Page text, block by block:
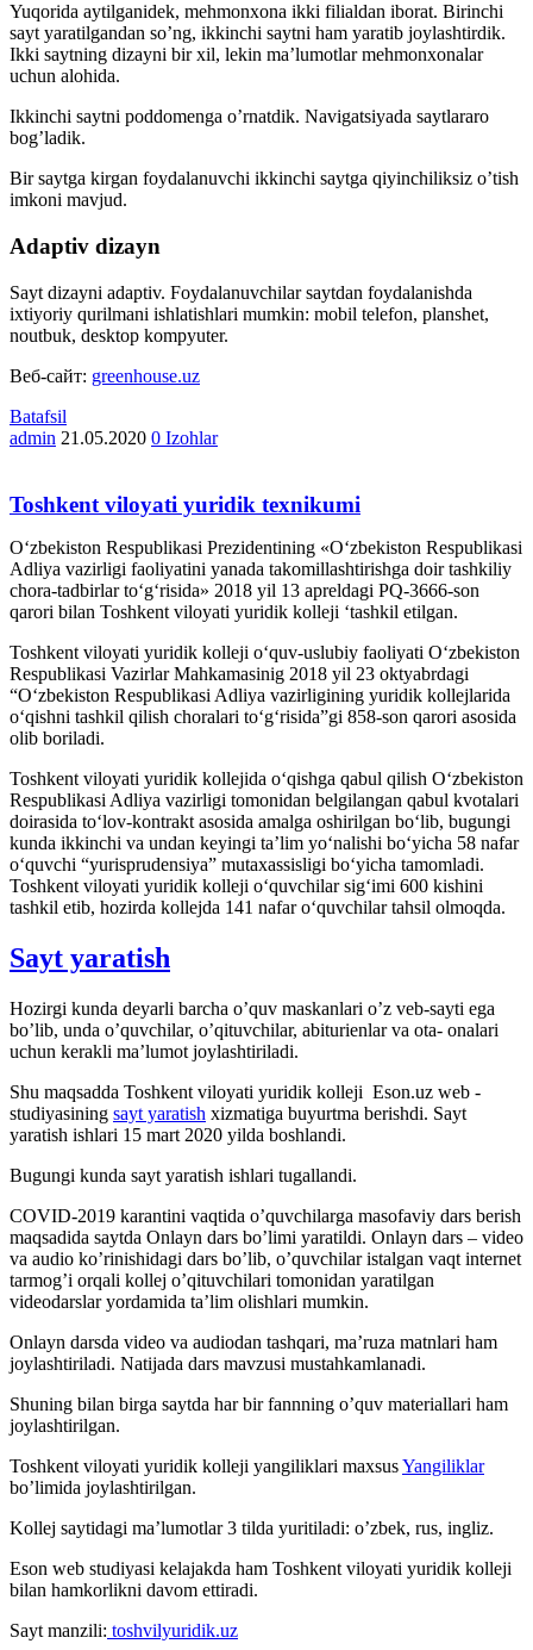
Yuqorida aytilganidek, mehmonxona ikki filialdan iborat. Birinchi
sayt yaratilgandan so’ng, ikkinchi saytni ham yaratib joylashtirdik.
Ikki saytning dizayni bir xil, lekin ma’lumotlar mehmonxonalar
uchun alohida.
Ikkinchi saytni poddomenga o’rnatdik. Navigatsiyada saytlararo
bog’ladik.
Bir saytga kirgan foydalanuvchi ikkinchi saytga qiyinchiliksiz o’tish
imkoni mavjud.
Adaptiv dizayn
Sayt dizayni adaptiv. Foydalanuvchilar saytdan foydalanishda
ixtiyoriy qurilmani ishlatishlari mumkin: mobil telefon, planshet,
noutbuk, desktop kompyuter.
Веб-сайт: greenhouse.uz
Batafsil
admin 21.05.2020 0 Izohlar
Toshkent viloyati yuridik texnikumi
O‘zbekiston Respublikasi Prezidentining «O‘zbekiston Respublikasi
Adliya vazirligi faoliyatini yanada takomillashtirishga doir tashkiliy
chora-tadbirlar to‘g‘risida» 2018 yil 13 apreldagi PQ-3666-son
qarori bilan Toshkent viloyati yuridik kolleji ‘tashkil etilgan.
Toshkent viloyati yuridik kolleji o‘quv-uslubiy faoliyati O‘zbekiston
Respublikasi Vazirlar Mahkamasinig 2018 yil 23 oktyabrdagi
“O‘zbekiston Respublikasi Adliya vazirligining yuridik kollejlarida
o‘qishni tashkil qilish choralari to‘g‘risida”gi 858-son qarori asosida
olib boriladi.
Toshkent viloyati yuridik kollejida o‘qishga qabul qilish O‘zbekiston
Respublikasi Adliya vazirligi tomonidan belgilangan qabul kvotalari
doirasida to‘lov-kontrakt asosida amalga oshirilgan bo‘lib, bugungi
kunda ikkinchi va undan keyingi ta’lim yo‘nalishi bo‘yicha 58 nafar
o‘quvchi “yurisprudensiya” mutaxassisligi bo‘yicha tamomladi.
Toshkent viloyati yuridik kolleji o‘quvchilar sig‘imi 600 kishini
tashkil etib, hozirda kollejda 141 nafar o‘quvchilar tahsil olmoqda.
Sayt yaratish
Hozirgi kunda deyarli barcha o’quv maskanlari o’z veb-sayti ega
bo’lib, unda o’quvchilar, o’qituvchilar, abiturienlar va ota- onalari
uchun kerakli ma’lumot joylashtiriladi.
Shu maqsadda Toshkent viloyati yuridik kolleji Eson.uz web -
studiyasining sayt yaratish xizmatiga buyurtma berishdi. Sayt
yaratish ishlari 15 mart 2020 yilda boshlandi.
Bugungi kunda sayt yaratish ishlari tugallandi.
COVID-2019 karantini vaqtida o’quvchilarga masofaviy dars berish
maqsadida saytda Onlayn dars bo’limi yaratildi. Onlayn dars – video
va audio ko’rinishidagi dars bo’lib, o’quvchilar istalgan vaqt internet
tarmog’i orqali kollej o’qituvchilari tomonidan yaratilgan
videodarslar yordamida ta’lim olishlari mumkin.
Onlayn darsda video va audiodan tashqari, ma’ruza matnlari ham
joylashtiriladi. Natijada dars mavzusi mustahkamlanadi.
Shuning bilan birga saytda har bir fannning o’quv materiallari ham
joylashtirilgan.
Toshkent viloyati yuridik kolleji yangiliklari maxsusYangiliklar
bo’limida joylashtirilgan.
Kollej saytidagi ma’lumotlar 3 tilda yuritiladi: o’zbek, rus, ingliz.
Eson web studiyasi kelajakda ham Toshkent viloyati yuridik kolleji
bilan hamkorlikni davom ettiradi.
Sayt manzili: toshvilyuridik.uz